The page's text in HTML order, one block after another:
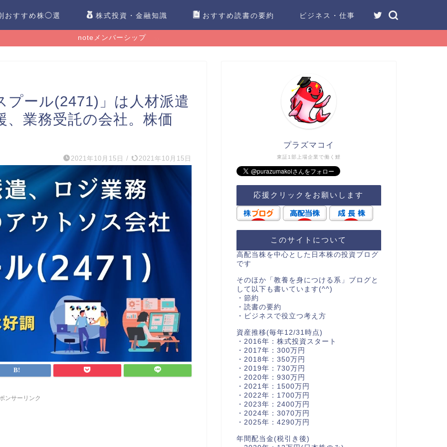
おすすめ株◯選 株式投資・金融知識 おすすめ読書の要約 ビジネス・仕事
noteメンバーシップ
プール(2471)」は人材派遣
、業務受託の会社。株価
2021年10月15日 / 2021年10月15日
ンサーリンク
東証1部上場企業で働く鯉
プラズマコイ
応援クリックをお願いします
このサイトについて
高配当株を中心とした日本株の投資ブログ
です
そのほか「教養を身につける系」ブログと
して以下も書いています(^^)
・節約
・読書の要約
・ビジネスで役立つ考え方
資産推移(毎年12/31時点)
・2016年：株式投資スタート
・2017年：300万円
・2018年：350万円
・2019年：730万円
・2020年：930万円
・2021年：1500万円
・2022年：1700万円
・2023年：2400万円
・2024年：3070万円
・2025年：4290万円
年間配当金(税引き後)